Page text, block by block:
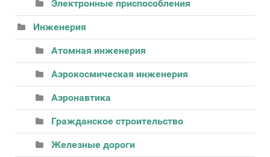
Электронные приспособления
Инженерия
Атомная инженерия
Аэрокосмическая инженерия
Аэронавтика
Гражданское строительство
Железные дороги